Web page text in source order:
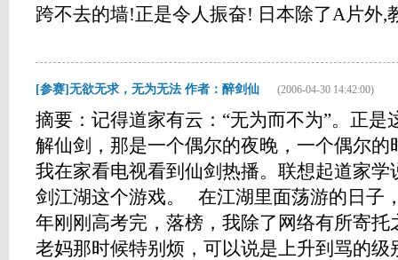
跨不去的墙!正是令人振奋! 日本除了A片外,
[参赛]无欲无求，无为无法 作者：醉剑仙 (2006-04-30 14:42:00)
摘要：记得道家有云：“无为而不为”。正是
解仙剑，那是一个偶尔的夜晚，一个偶尔
我在家看电视看到仙剑热播。联想起道家
剑江湖这个游戏。 在江湖里面荡游的日子
年刚刚高考完，落榜，我除了网络有所寄
老妈那时候特别烦，可以说是上升到骂的